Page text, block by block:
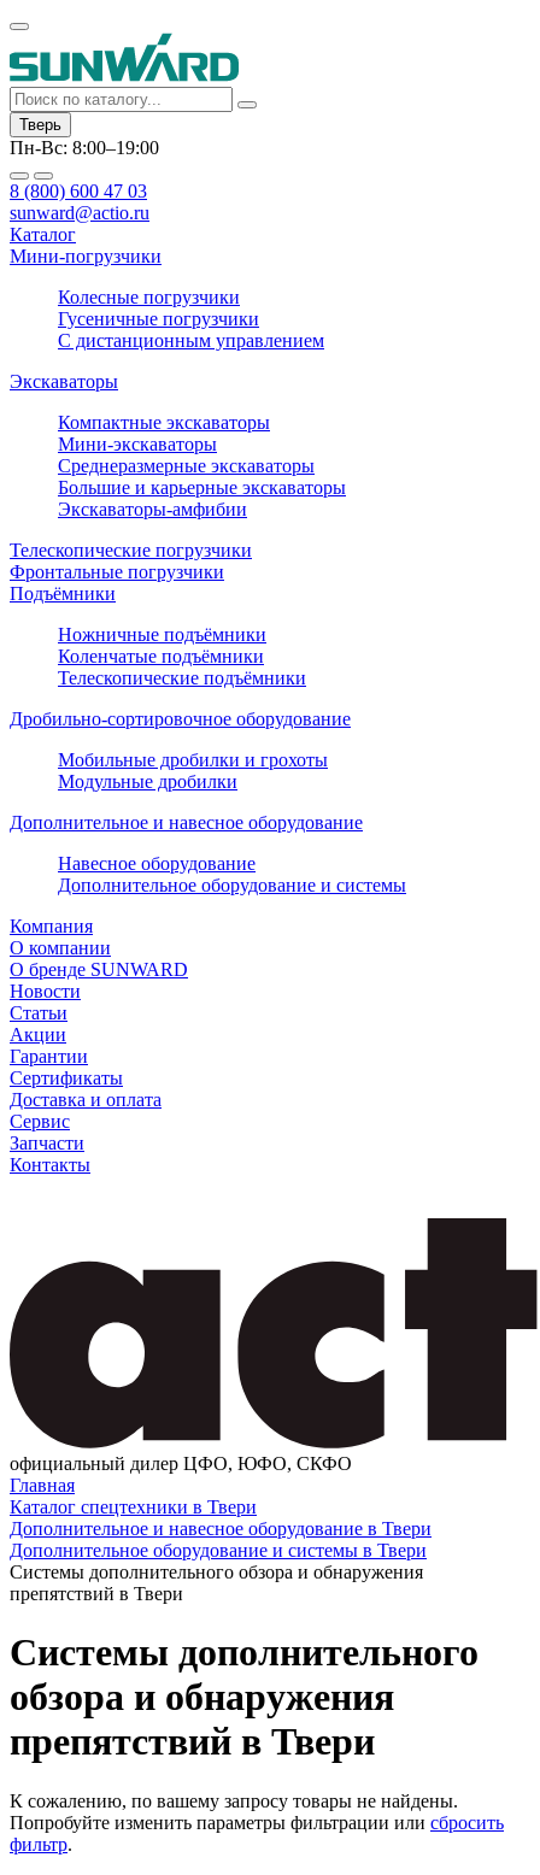
Тверь
Пн-Вс: 8:00–19:00
8 (800) 600 47 03
sunward@actio.ru
Каталог
Мини-погрузчики
Колесные погрузчики
Гусеничные погрузчики
С дистанционным управлением
Экскаваторы
Компактные экскаваторы
Мини-экскаваторы
Среднеразмерные экскаваторы
Большие и карьерные экскаваторы
Экскаваторы-амфибии
Телескопические погрузчики
Фронтальные погрузчики
Подъёмники
Ножничные подъёмники
Коленчатые подъёмники
Телескопические подъёмники
Дробильно-сортировочное оборудование
Мобильные дробилки и грохоты
Модульные дробилки
Дополнительное и навесное оборудование
Навесное оборудование
Дополнительное оборудование и системы
Компания
О компании
О бренде SUNWARD
Новости
Статьи
Акции
Гарантии
Сертификаты
Доставка и оплата
Сервис
Запчасти
Контакты
официальный дилер ЦФО, ЮФО, СКФО
Главная
Каталог спецтехники в Твери
Дополнительное и навесное оборудование в Твери
Дополнительное оборудование и системы в Твери
Системы дополнительного обзора и обнаружения
препятствий в Твери
Системы дополнительного
обзора и обнаружения
препятствий в Твери
К сожалению, по вашему запросу товары не найдены.
Попробуйте изменить параметры фильтрации или сбросить
фильтр.